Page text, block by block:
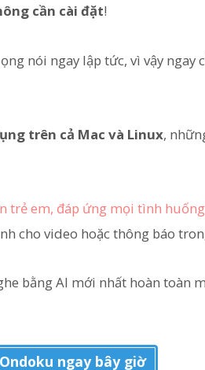
cần cài đặt!
nói ngay lập tức, vì vậy ngay
trên cả Mac và Linux,
trẻ em, đáp ứng mọi tình
cho video hoặc thông báo
bằng AI mới nhất hoàn toàn
ngay bây giờ